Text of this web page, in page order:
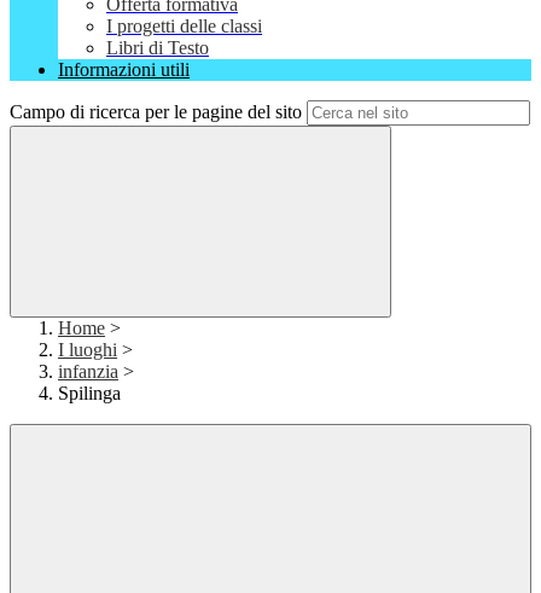
Offerta formativa
I progetti delle classi
Libri di Testo
Informazioni utili
Campo di ricerca per le pagine del sito
Home >
I luoghi >
infanzia >
Spilinga